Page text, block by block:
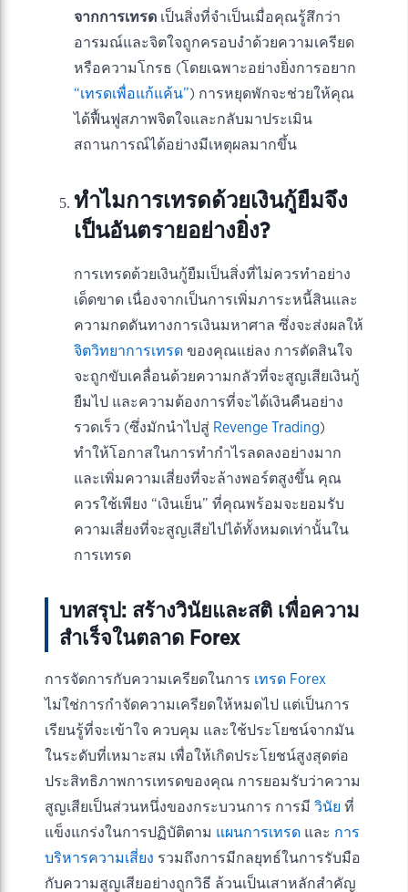
จากการเทรด เป็นสิ่งที่จำเป็นเมื่อคุณรู้สึกว่า
อารมณ์และจิตใจถูกครอบงำด้วยความเครียด
หรือความโกรธ (โดยเฉพาะอย่างยิ่งการอยาก
“เทรดเพื่อแก้แค้น”) การหยุดพักจะช่วยให้คุณ
ได้ฟื้นฟูสภาพจิตใจและกลับมาประเมิน
สถานการณ์ได้อย่างมีเหตุผลมากขึ้น
ทำไมการเทรดด้วยเงินกู้ยืมจึง
เป็นอันตรายอย่างยิ่ง?
การเทรดด้วยเงินกู้ยืมเป็นสิ่งที่ไม่ควรทำอย่าง
เด็ดขาด เนื่องจากเป็นการเพิ่มภาระหนี้สินและ
ความกดดันทางการเงินมหาศาล ซึ่งจะส่งผลให้
จิตวิทยาการเทรด ของคุณแย่ลง การตัดสินใจ
จะถูกขับเคลื่อนด้วยความกลัวที่จะสูญเสียเงินกู้
ยืมไป และความต้องการที่จะได้เงินคืนอย่าง
รวดเร็ว (ซึ่งมักนำไปสู่ Revenge Trading)
ทำให้โอกาสในการทำกำไรลดลงอย่างมาก
และเพิ่มความเสี่ยงที่จะล้างพอร์ตสูงขึ้น คุณ
ควรใช้เพียง “เงินเย็น” ที่คุณพร้อมจะยอมรับ
ความเสี่ยงที่จะสูญเสียไปได้ทั้งหมดเท่านั้นใน
การเทรด
บทสรุป: สร้างวินัยและสติ เพื่อความ
สำเร็จในตลาด Forex
การจัดการกับความเครียดในการ เทรด Forex
ไม่ใช่การกำจัดความเครียดให้หมดไป แต่เป็นการ
เรียนรู้ที่จะเข้าใจ ควบคุม และใช้ประโยชน์จากมัน
ในระดับที่เหมาะสม เพื่อให้เกิดประโยชน์สูงสุดต่อ
ประสิทธิภาพการเทรดของคุณ การยอมรับว่าความ
สูญเสียเป็นส่วนหนึ่งของกระบวนการ การมี วินัย ที่
แข็งแกร่งในการปฏิบัติตาม แผนการเทรด และ การ
บริหารความเสี่ยง รวมถึงการมีกลยุทธ์ในการรับมือ
กับความสูญเสียอย่างถูกวิธี ล้วนเป็นเสาหลักสำคัญ